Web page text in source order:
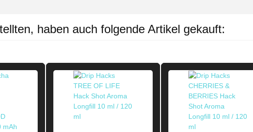
haben auch folgende Artikel gekauft: